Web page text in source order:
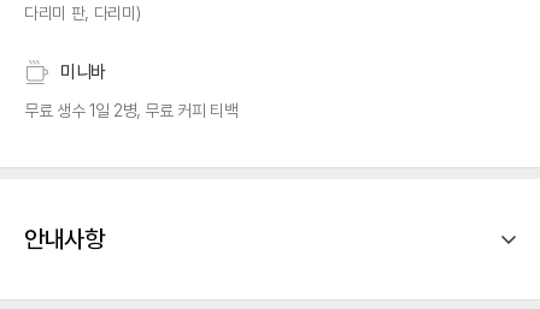
다리미 판, 다리미)
미니바
무료 생수 1일 2병, 무료 커피 티백
안내사항